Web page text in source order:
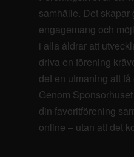
samhälle. Det skapar
engagemang och
i alla åldrar att
driva en förening
det en utmaning att
Genom
din favoritförening
online – utan att det